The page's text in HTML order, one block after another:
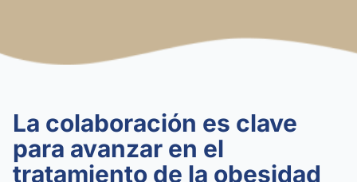
La colaboración es clave
para avanzar en el
tratamiento de la obesidad